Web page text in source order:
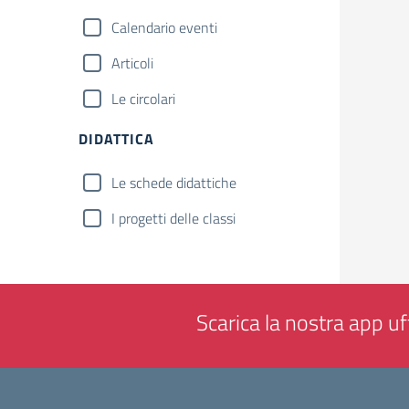
Calendario eventi
Articoli
Le circolari
DIDATTICA
Le schede didattiche
I progetti delle classi
Scarica la nostra app